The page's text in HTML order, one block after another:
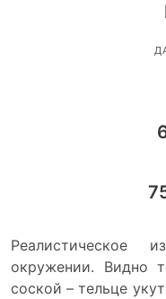
Реалистическое
окружении. Видно
соской – тельце